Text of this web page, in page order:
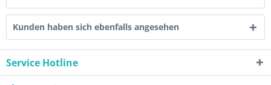
Kunden haben sich ebenfalls angesehen
Service Hotline